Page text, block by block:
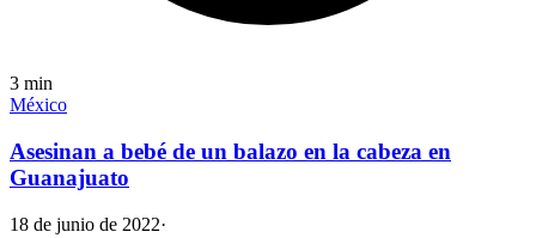
3 min
México
Asesinan a bebé de un balazo en la cabeza en
Guanajuato
18 de junio de 2022·